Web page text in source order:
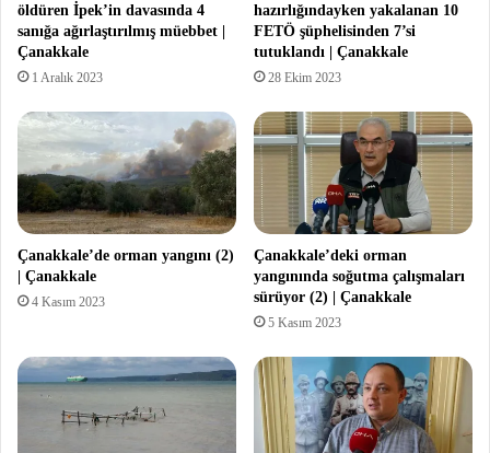
öldüren İpek’in davasında 4
sanığa ağırlaştırılmış müebbet |
Çanakkale
1 Aralık 2023
hazırlığındayken yakalanan 10
FETÖ şüphelisinden 7’si
tutuklandı | Çanakkale
28 Ekim 2023
Çanakkale’de orman yangını (2)
| Çanakkale
4 Kasım 2023
Çanakkale’deki orman
yangınında soğutma çalışmaları
sürüyor (2) | Çanakkale
5 Kasım 2023